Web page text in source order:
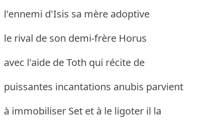
l'ennemi d'Isis sa mère adoptive
le rival de son demi-frère Horus
avec l'aide de Toth qui récite de
puissantes incantations anubis parvient
à immobiliser Set et à le ligoter il la